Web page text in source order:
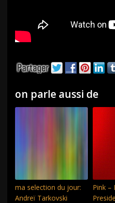
on parle aussi de
ma selection du jour:
Andreï Tarkovski
Pink –